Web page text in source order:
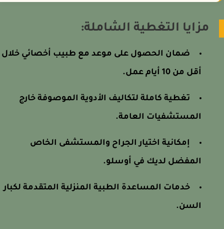
مزايا التغطية الشاملة:
ضمان الحصول على موعد مع طبيب أخصائي خلال
أقل من 10 أيام عمل.
تغطية كاملة لتكاليف الأدوية الموصوفة خارج
المستشفيات العامة.
إمكانية اختيار الجراح والمستشفى الخاص
المفضل لديك في أوسلو.
خدمات المساعدة الطبية المنزلية المتقدمة لكبار
السن.